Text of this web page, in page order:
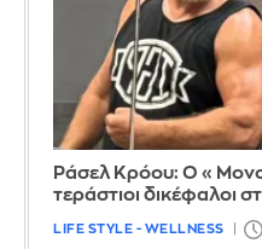
Ράσελ Κρόου: Ο
τεράστιοι δικέφαλοι
LIFE STYLE - WELLNESS